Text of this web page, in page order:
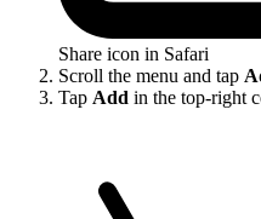
Share icon in Safari
Scroll the menu and tap
Tap Add in the top-right